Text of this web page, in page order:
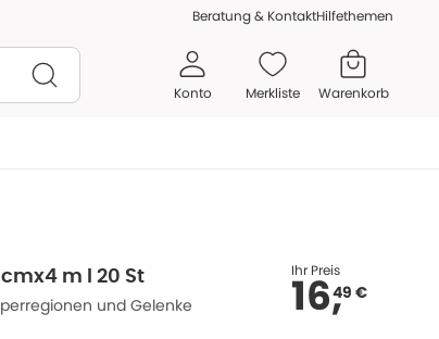
Beratung & KontaktHilfethemen
Konto Merkliste Warenkorb
m l 20 St
und Gelenke
Ihr Preis
16,49 €